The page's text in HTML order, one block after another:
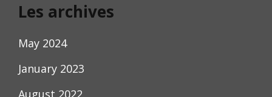
Les archives
May 2024
January 2023
August 2022